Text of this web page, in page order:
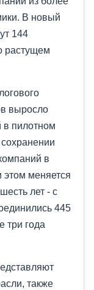
В новый
144
растущем
выросло
в пилотном
в
этом меняется
лет - с
445
три года
также